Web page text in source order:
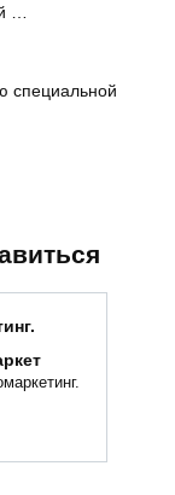
…
специальной